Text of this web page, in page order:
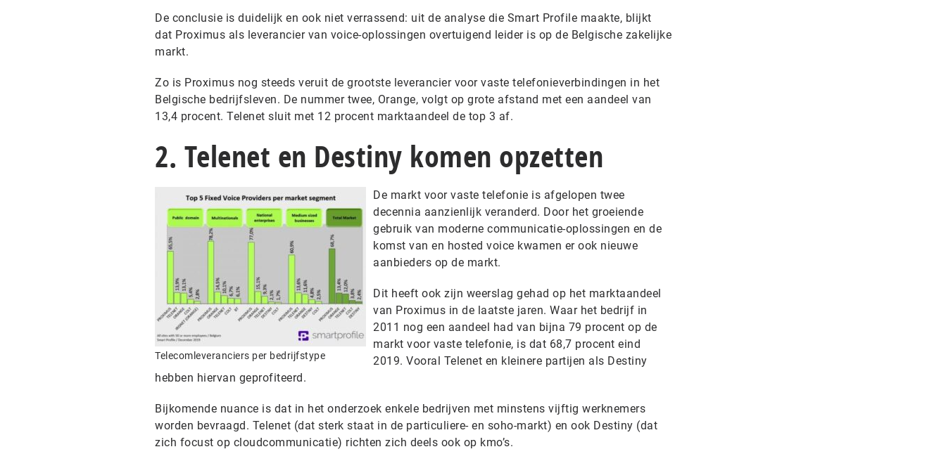
De conclusie is duidelijk en ook niet verrassend: uit de analyse die Smart Profile maakte, blijkt
dat Proximus als leverancier van voice-oplossingen overtuigend leider is op de Belgische zakelijke
markt.
Zo is Proximus nog steeds veruit de grootste leverancier voor vaste telefonieverbindingen in het
Belgische bedrijfsleven. De nummer twee, Orange, volgt op grote afstand met een aandeel van
13,4 procent. Telenet sluit met 12 procent marktaandeel de top 3 af.
2. Telenet en Destiny komen opzetten
Telecomleveranciers per bedrijfstype
De markt voor vaste telefonie is afgelopen twee
decennia aanzienlijk veranderd. Door het groeiende
gebruik van moderne communicatie-oplossingen en de
komst van en hosted voice kwamen er ook nieuwe
aanbieders op de markt.
Dit heeft ook zijn weerslag gehad op het marktaandeel
van Proximus in de laatste jaren. Waar het bedrijf in
2011 nog een aandeel had van bijna 79 procent op de
markt voor vaste telefonie, is dat 68,7 procent eind
2019. Vooral Telenet en kleinere partijen als Destiny
hebben hiervan geprofiteerd.
Bijkomende nuance is dat in het onderzoek enkele bedrijven met minstens vijftig werknemers
worden bevraagd. Telenet (dat sterk staat in de particuliere- en soho-markt) en ook Destiny (dat
zich focust op cloudcommunicatie) richten zich deels ook op kmo’s.